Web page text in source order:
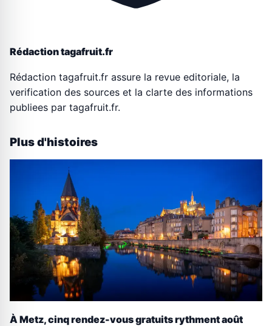
Rédaction tagafruit.fr
Rédaction tagafruit.fr assure la revue editoriale, la
verification des sources et la clarte des informations
publiees par tagafruit.fr.
Plus d'histoires
À Metz, cinq rendez-vous gratuits rythment août